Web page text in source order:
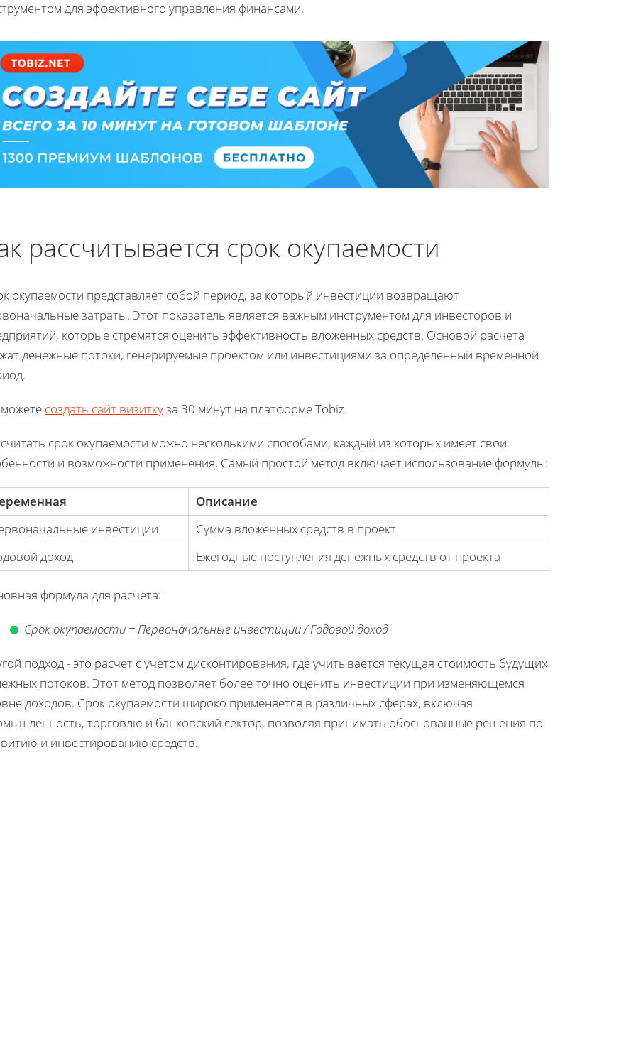
для эффективного управления финансами.
рассчитывается срок окупаемости
окупаемости представляет собой период, за который инвестиции возвращают
затраты. Этот показатель является важным инструментом для инвесторов и
которые стремятся оценить эффективность вложенных средств. Основой расчета
денежные потоки, генерируемые проектом или инвестициями за определенный временной
создать сайт визиткуза 30 минут на платформе Tobiz.
срок окупаемости можно несколькими способами, каждый из которых имеет свои
и возможности применения. Самый простой метод включает использование формулы:
Описание
инвестиции
Сумма вложенных средств в проект
доход
Ежегодные поступления денежных средств от проекта
формула для расчета:
Срок окупаемости = Первоначальные инвестиции / Годовой доход
подход - это расчет с учетом дисконтирования, где учитывается текущая стоимость будущих
потоков. Этот метод позволяет более точно оценить инвестиции при изменяющемся
доходов. Срок окупаемости широко применяется в различных сферах, включая
торговлю и банковский сектор, позволяя принимать обоснованные решения по
и инвестированию средств.